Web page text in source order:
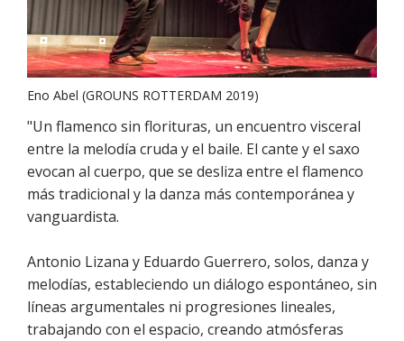
Eno Abel (GROUNS ROTTERDAM 2019)
"Un flamenco sin florituras, un encuentro visceral
entre la melodía cruda y el baile. El cante y el saxo
evocan al cuerpo, que se desliza entre el flamenco
más tradicional y la danza más contemporánea y
vanguardista.
Antonio Lizana y Eduardo Guerrero, solos, danza y
melodías, estableciendo un diálogo espontáneo, sin
líneas argumentales ni progresiones lineales,
trabajando con el espacio, creando atmósferas